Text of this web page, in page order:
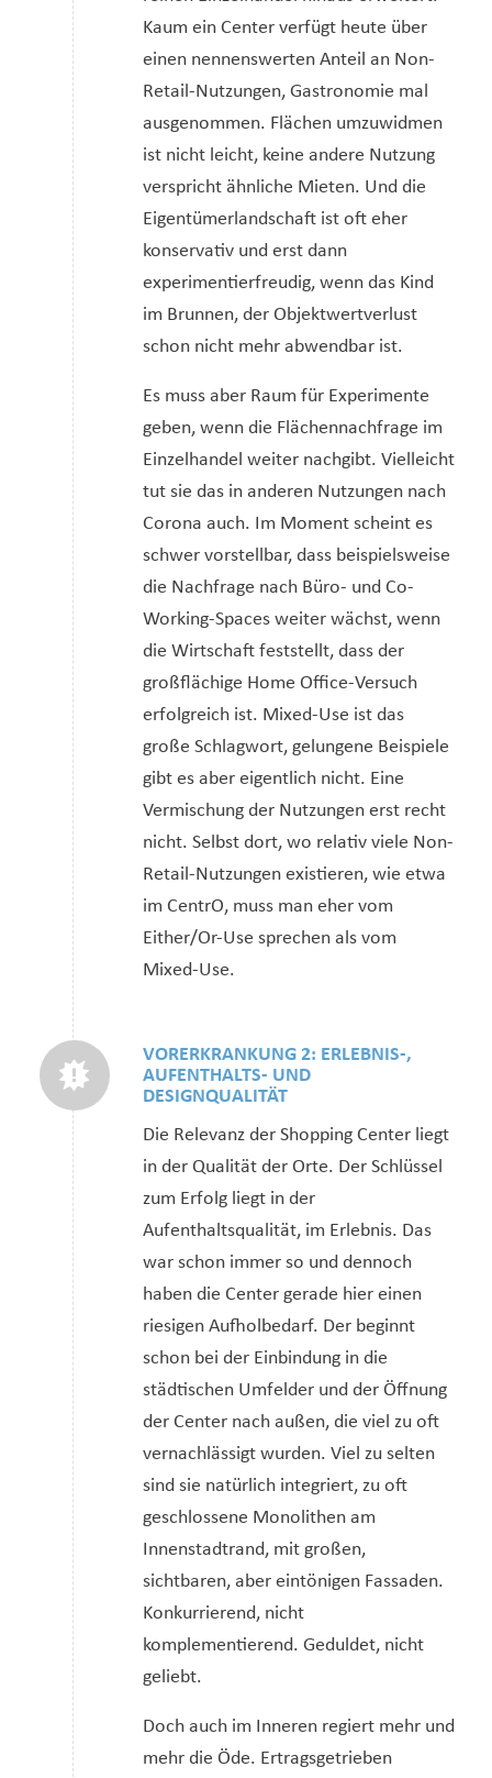
Kaum ein Center verfügt heute über
einen nennenswerten Anteil an Non-
Retail-Nutzungen, Gastronomie mal
ausgenommen. Flächen umzuwidmen
ist nicht leicht, keine andere Nutzung
verspricht ähnliche Mieten. Und die
Eigentümerlandschaft ist oft eher
konservativ und erst dann
experimentierfreudig, wenn das Kind
im Brunnen, der Objektwertverlust
schon nicht mehr abwendbar ist.
Es muss aber Raum für Experimente
geben, wenn die Flächennachfrage im
Einzelhandel weiter nachgibt. Vielleicht
tut sie das in anderen Nutzungen nach
Corona auch. Im Moment scheint es
schwer vorstellbar, dass beispielsweise
die Nachfrage nach Büro- und Co-
Working-Spaces weiter wächst, wenn
die Wirtschaft feststellt, dass der
großflächige Home Office-Versuch
erfolgreich ist. Mixed-Use ist das
große Schlagwort, gelungene Beispiele
gibt es aber eigentlich nicht. Eine
Vermischung der Nutzungen erst recht
nicht. Selbst dort, wo relativ viele Non-
Retail-Nutzungen existieren, wie etwa
im CentrO, muss man eher vom
Either/Or-Use sprechen als vom
Mixed-Use.
VORERKRANKUNG 2: ERLEBNIS-,
AUFENTHALTS- UND
DESIGNQUALITÄT
Die Relevanz der Shopping Center liegt
in der Qualität der Orte. Der Schlüssel
zum Erfolg liegt in der
Aufenthaltsqualität, im Erlebnis. Das
war schon immer so und dennoch
haben die Center gerade hier einen
riesigen Aufholbedarf. Der beginnt
schon bei der Einbindung in die
städtischen Umfelder und der Öffnung
der Center nach außen, die viel zu oft
vernachlässigt wurden. Viel zu selten
sind sie natürlich integriert, zu oft
geschlossene Monolithen am
Innenstadtrand, mit großen,
sichtbaren, aber eintönigen Fassaden.
Konkurrierend, nicht
komplementierend. Geduldet, nicht
geliebt.
Doch auch im Inneren regiert mehr und
mehr die Öde. Ertragsgetrieben